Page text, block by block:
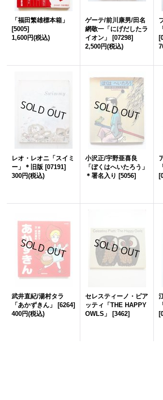
「福田繁雄標本箱」
[5005]
1,600円(税込)
ゲーテ/前川康男/田名
網敬一「にげだしたラ
イオン」
[07298]
2,500円(税込)
[
レオ・レオニ「スイミ
ー」＊旧版 [07191]
300円(税込)
小沢正/宇野亜喜良
「ぼくはへいたろう」
＊署名入り [5056]
[
武井直紀/湯村タラ
「あかずきん」
[6264]
400円(税込)
セレスティーノ・ピア
ッティ「THE HAPPY
OWLS」
[3462]
[